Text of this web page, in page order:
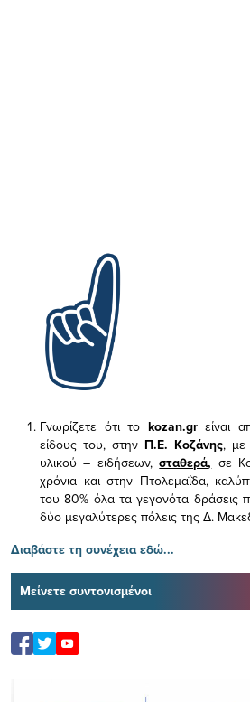
Γνωρίζετε ότι το kozan.gr είναι
είδους του, στην Π.Ε. Κοζάνης, με
υλικού – ειδήσεων,σταθερά, σε
χρόνια και στην Πτολεμαΐδα,
του 80% όλα τα γεγονότα δράσεις
δύο μεγαλύτερες πόλεις της Δ.
Διαβάστε τη συνέχεια εδώ...
Μείνετε συντονισμένοι